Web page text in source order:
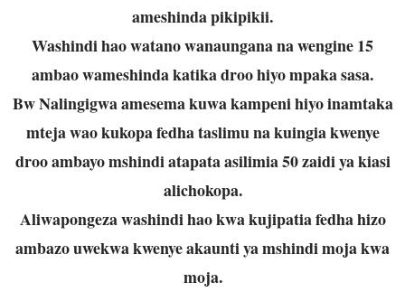
ameshinda pikipikii.
Washindi hao watano wanaungana na wengine 15
ambao wameshinda katika droo hiyo mpaka sasa.
Bw Nalingigwa amesema kuwa kampeni hiyo inamtaka
mteja wao kukopa fedha taslimu na kuingia kwenye
droo ambayo mshindi atapata asilimia 50 zaidi ya kiasi
alichokopa.
Aliwapongeza washindi hao kwa kujipatia fedha hizo
ambazo uwekwa kwenye akaunti ya mshindi moja kwa
moja.